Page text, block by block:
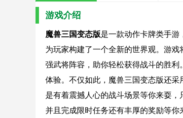
游戏介绍
魔兽三国变态版是一款动作卡牌类手游
为玩家构建了一个全新的世界观。游
强武将阵容，助你轻松获得战斗的胜
体验。不仅如此，魔兽三国变态版还
是有着震撼人心的战斗场景等你来耍
并且完成限时任务还有丰厚的奖励等